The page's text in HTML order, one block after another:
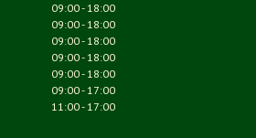
09:00 - 18:00
09:00 - 18:00
09:00 - 18:00
09:00 - 18:00
09:00 - 18:00
09:00 - 17:00
11:00 - 17:00